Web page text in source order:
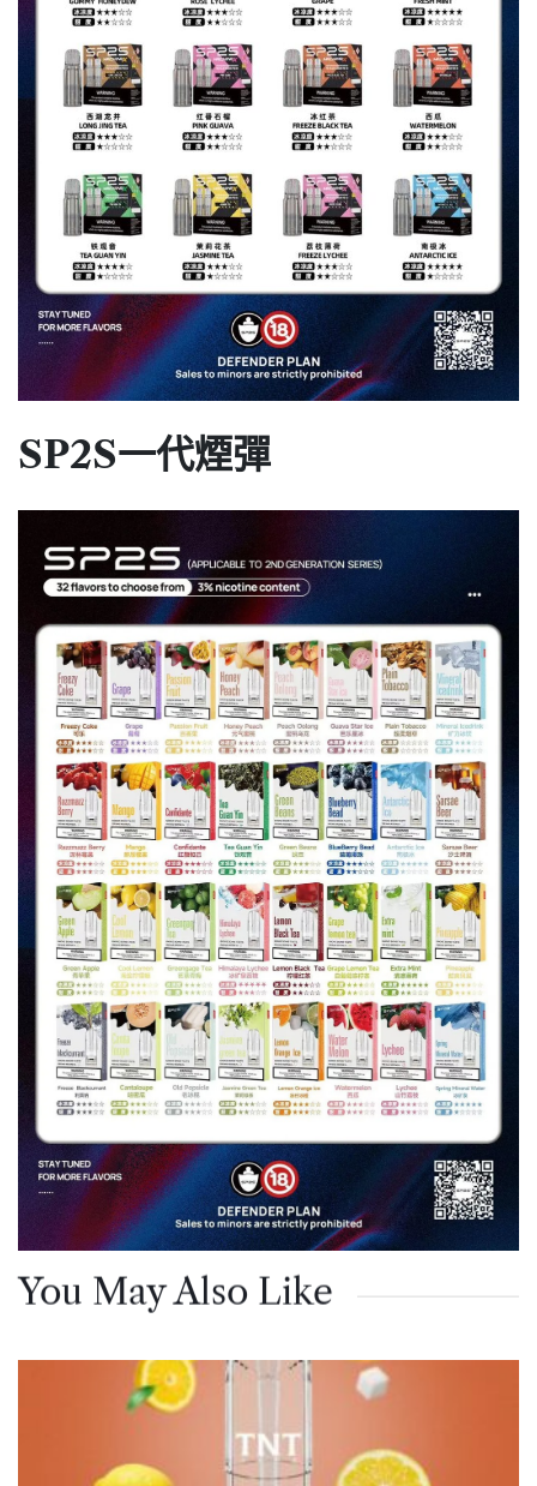
SP2S一代煙彈
You May Also Like